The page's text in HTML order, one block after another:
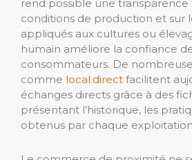
rend possible une transparence
conditions de production et sur
appliqués aux cultures ou
humain améliore la confiance
consommateurs. De
comme local.direct facilitent
échanges directs grâce à des
présentant l’historique, les
obtenus par chaque